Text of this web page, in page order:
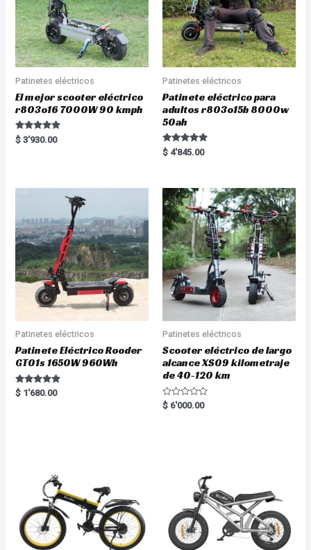
Patinetes eléctricos
El mejor scooter eléctrico
r803o16 7000W 90 kmph
Rated
5.00
$ 3'930.00
Patinetes eléctricos
Patinete eléctrico para
adultos r803o15b 8000w
50ah
Rated
5.00
$ 4'845.00
Patinetes eléctricos
Patinete Eléctrico Rooder
GT01s 1650W 960Wh
Rated
5.00
$ 1'680.00
Patinetes eléctricos
Scooter eléctrico de largo
alcance XS09 kilometraje
de 40-120 km
R
a
$ 6'000.00